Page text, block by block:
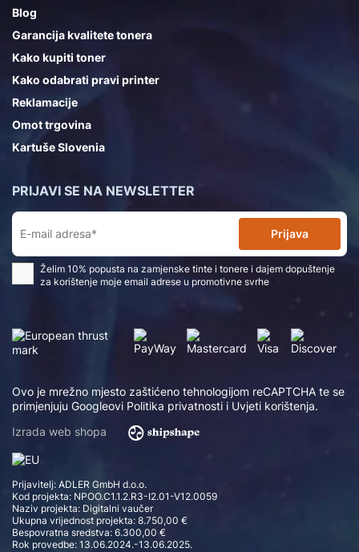
Blog
Garancija kvalitete tonera
Kako kupiti toner
Kako odabrati pravi printer
Reklamacije
Omot trgovina
Kartuše Slovenia
Ovo je mrežno mjesto zaštićeno tehnologijom reCAPTCHA te se
primjenjuju Googleovi Politika privatnosti i Uvjeti korištenja.
Izrada web shopa
Prijavitelj: ADLER GmbH d.o.o.
Kod projekta: NPOO.C1.1.2.R3-I2.01-V12.0059
Naziv projekta: Digitalni vaučer
Ukupna vrijednost projekta: 8.750,00 €
Bespovratna sredstva: 6.300,00 €
Rok provedbe: 13.06.2024.-13.06.2025.
PRIJAVI SE NA NEWSLETTER
Prijava
Želim 10% popusta na zamjenske tinte i tonere i dajem dopuštenje
za korištenje moje email adrese u promotivne svrhe